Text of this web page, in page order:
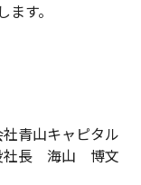
す。
青山キャピタル
社長 海山 博文